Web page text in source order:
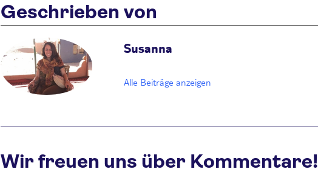
Geschrieben von
Susanna
Alle Beiträge anzeigen
Wir freuen uns über Kommentare!